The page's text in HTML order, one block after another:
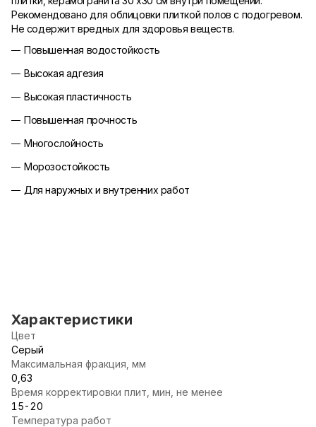
Рекомендовано для облицовки плиткой полов с подогревом.
Не содержит вредных для здоровья веществ.
Повышенная водостойкость
Высокая адгезия
Высокая пластичность
Повышенная прочность
Многослойность
Морозостойкость
Для наружных и внутренних работ
Характеристики
Цвет
Серый
Максимальная фракция, мм
0,63
Время корректировки плит, мин, не менее
15-20
Температура работ